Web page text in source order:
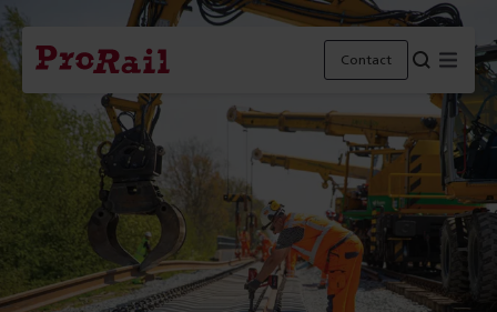
Navigatie
Homepage
ProRail
Contact Menu